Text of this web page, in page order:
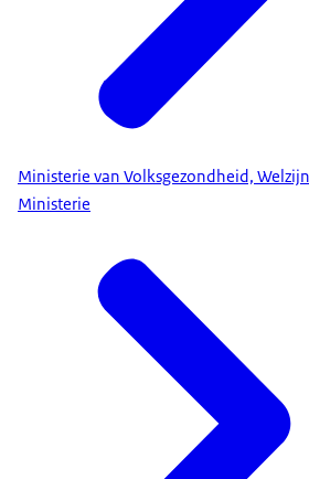
Ministerie van Volksgezondheid,
Ministerie